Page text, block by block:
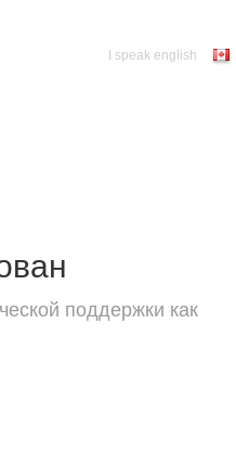
I speak english
поддержки как